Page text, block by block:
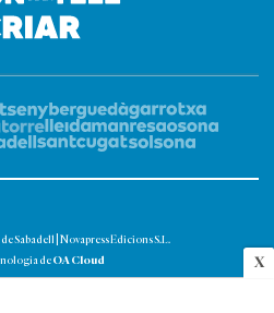
X
Sabadell | Novapress Edicions S.L.
de OA Cloud